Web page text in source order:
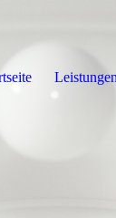
Leistungen